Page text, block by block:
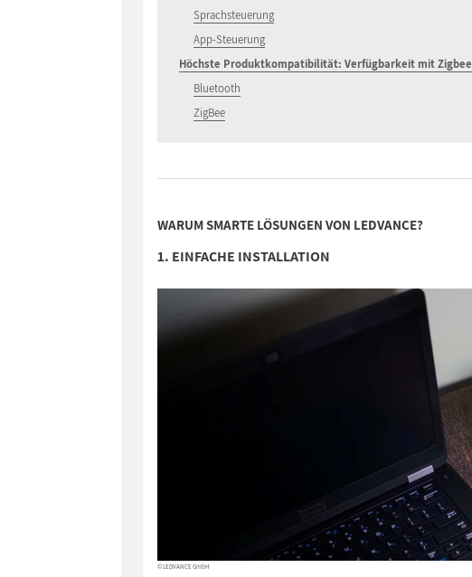
Sprachsteuerung
App-Steuerung
Höchste Produktkompatibilität: Verfügbarkeit mit
Bluetooth
ZigBee
WARUM SMARTE LÖSUNGEN VON LEDVANCE?
1. EINFACHE INSTALLATION
© LEDVANCE GmbH